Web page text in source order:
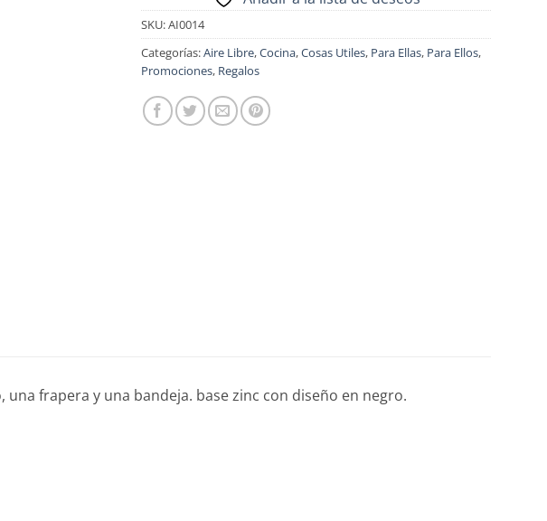
SKU:AI0014
Categorías:Aire Libre,Cocina,Cosas Utiles, Para Ellas, Para Ellos,
Promociones, Regalos
frapera y una bandeja. base zinc con diseño en negro.